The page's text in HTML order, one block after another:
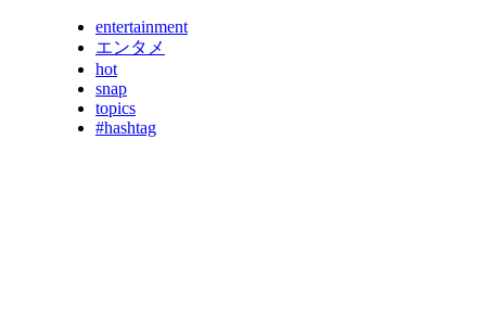
entertainment
エンタメ
hot
snap
topics
#hashtag